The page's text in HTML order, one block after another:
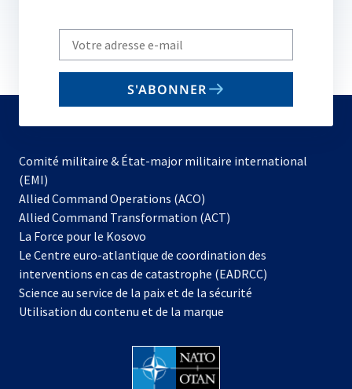
Write
your
email
S'ABONNER
Comité militaire & État-major militaire international
(EMI)
Allied Command Operations (ACO)
dans
nouvel
onglet
Allied Command Transformation (ACT)
La Force pour le Kosovo
dans
un
nouvel
onglet
Le Centre euro-atlantique de coordination des
interventions en cas de catastrophe (EADRCC)
Science au service de la paix et de la sécurité
Utilisation du contenu et de la marque